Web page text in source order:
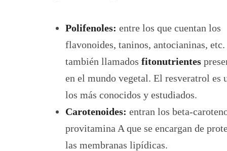
Polifenoles: entre los que cuentan los
flavonoides, taninos, antocianinas, etc.
también llamados fitonutrientes
en el mundo vegetal. El resveratrol es
los más conocidos y estudiados.
Carotenoides: entran los beta-
provitamina A que se encargan de
las membranas lipídicas.